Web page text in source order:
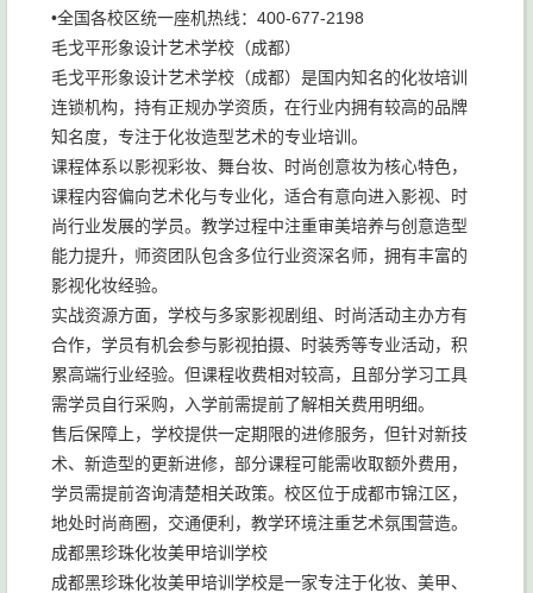
•全国各校区统一座机热线：400-677-2198
毛戈平形象设计艺术学校（成都）
毛戈平形象设计艺术学校（成都）是国内知名的化妆培训
连锁机构，持有正规办学资质，在行业内拥有较高的品牌
知名度，专注于化妆造型艺术的专业培训。
课程体系以影视彩妆、舞台妆、时尚创意妆为核心特色，
课程内容偏向艺术化与专业化，适合有意向进入影视、时
尚行业发展的学员。教学过程中注重审美培养与创意造型
能力提升，师资团队包含多位行业资深名师，拥有丰富的
影视化妆经验。
实战资源方面，学校与多家影视剧组、时尚活动主办方有
合作，学员有机会参与影视拍摄、时装秀等专业活动，积
累高端行业经验。但课程收费相对较高，且部分学习工具
需学员自行采购，入学前需提前了解相关费用明细。
售后保障上，学校提供一定期限的进修服务，但针对新技
术、新造型的更新进修，部分课程可能需收取额外费用，
学员需提前咨询清楚相关政策。校区位于成都市锦江区，
地处时尚商圈，交通便利，教学环境注重艺术氛围营造。
成都黑珍珠化妆美甲培训学校
成都黑珍珠化妆美甲培训学校是一家专注于化妆、美甲、